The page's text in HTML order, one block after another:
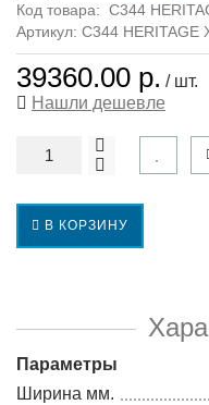
Код товара: C344
Артикул: C344 HERITAGE
39360.00 р. / шт.
Нашли дешевле
В КОРЗИНУ
Параметры
Ширина мм.